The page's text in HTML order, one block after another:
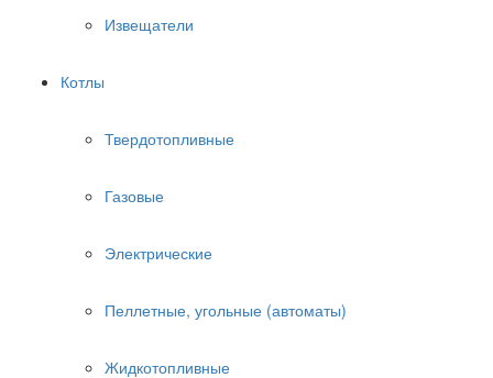
Извещатели
Котлы
Твердотопливные
Газовые
Электрические
Пеллетные, угольные (автоматы)
Жидкотопливные